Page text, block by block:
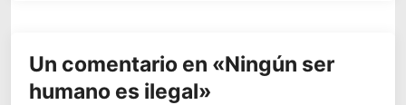
Un comentario en «Ningún ser
humano es ilegal»